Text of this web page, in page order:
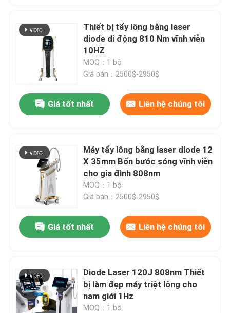
Các sản phẩm
Thiết bị tẩy lông bằng laser
diode di động 810 Nm vĩnh viễn
10HZ
MOQ：1 bộ
Giá bán：2500$-2950$
Giá tốt nhất Liên hệ chúng tôi
Máy tẩy lông bằng laser diode 12
X 35mm Bốn bước sóng vĩnh viễn
cho gia đình 808nm
MOQ：1 bộ
Giá bán：2500$-2950$
Giá tốt nhất Liên hệ chúng tôi
Diode Laser 120J 808nm Thiết
bị làm đẹp máy triệt lông cho
nam giới 1Hz
MOQ：1 bộ